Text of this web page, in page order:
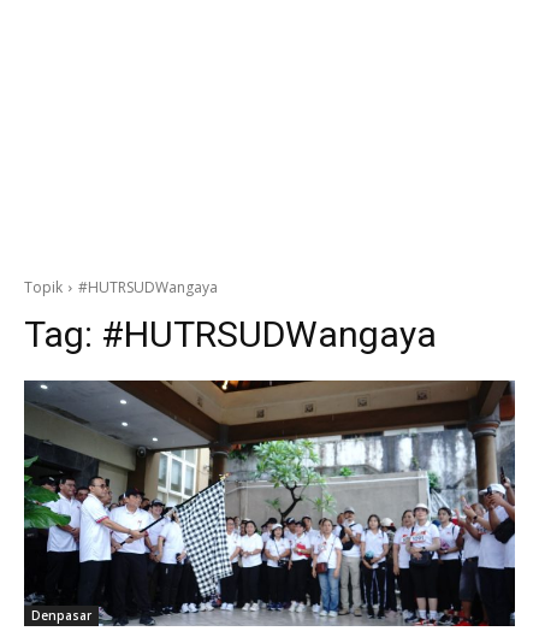
Topik #HUTRSUDWangaya
Tag: #HUTRSUDWangaya
Denpasar